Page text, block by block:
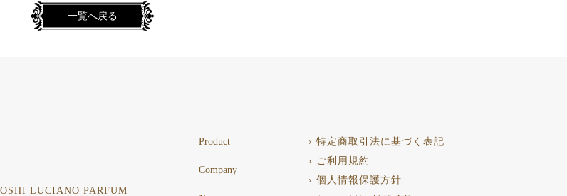
一覧へ戻る
LUCIANO PARFUM
Product
Company
› 特定商取引法に基づく表記
› ご利用規約
› 個人情報保護方針